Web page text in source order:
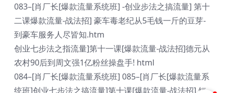
083–[肖厂长[爆款流量系统班] -创业步法之搞流量] 第十
二课爆款流量-战法招] 豪车毒老纪从5毛钱一斤的豆芽-
到豪车服务人尽皆知.htm
创业七步法之指流量]第十一课[爆款流量-战法招]德元从
农村90后到周文强1亿粉丝操盘手! html
084–[肖厂长[爆款流量系统班] 085–[肖厂长[爆款流量系
统班]创业七步法之搞流量]第十课[爆款流量-战法招] 短